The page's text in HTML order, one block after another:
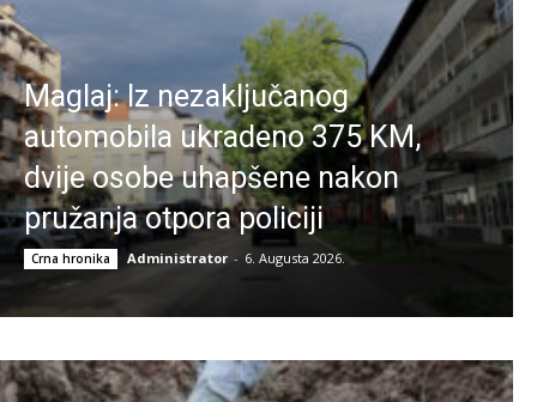
Maglaj: Iz nezaključanog
automobila ukradeno 375 KM,
dvije osobe uhapšene nakon
pružanja otpora policiji
Crna hronika Administrator - 6. Augusta 2026.